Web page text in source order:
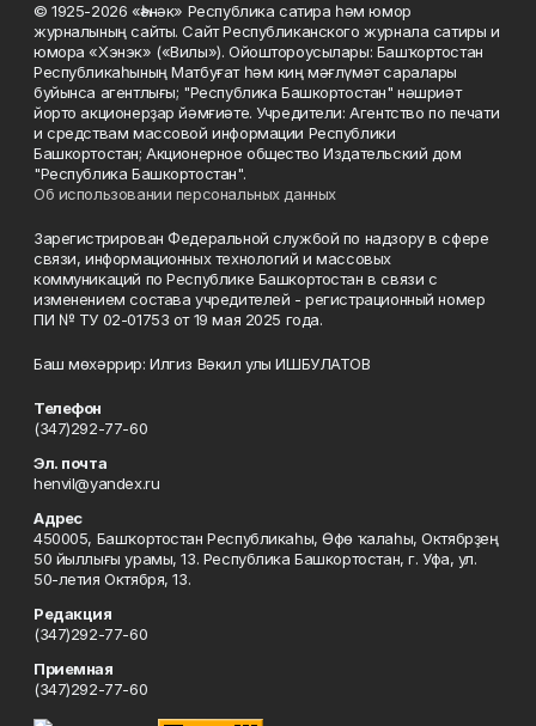
© 1925-2026 «Һәнәк» Республика сатира һәм юмор
журналының сайты. Сайт Республиканского журнала сатиры и
юмора «Хэнэк» («Вилы»). Ойоштороусылары: Башҡортостан
Республикаһының Матбуғат һәм киң мәғлүмәт саралары
буйынса агентлығы; "Республика Башкортостан" нәшриәт
йорто акционерҙар йәмғиәте. Учредители: Агентство по печати
и средствам массовой информации Республики
Башкортостан; Акционерное общество Издательский дом
"Республика Башкортостан".
Об использовании персональных данных
Зарегистрирован Федеральной службой по надзору в сфере
связи, информационных технологий и массовых
коммуникаций по Республике Башкортостан в связи с
изменением состава учредителей - регистрационный номер
ПИ № ТУ 02-01753 от 19 мая 2025 года.
Баш мөхәррир: Илгиз Вәкил улы ИШБУЛАТОВ
Телефон
(347)292-77-60
Эл. почта
henvil@yandex.ru
Адрес
450005, Башҡортостан Республикаһы, Өфө ҡалаһы, Октябрҙең
50 йыллығы урамы, 13. Республика Башкортостан, г. Уфа, ул.
50-летия Октября, 13.
Редакция
(347)292-77-60
Приемная
(347)292-77-60